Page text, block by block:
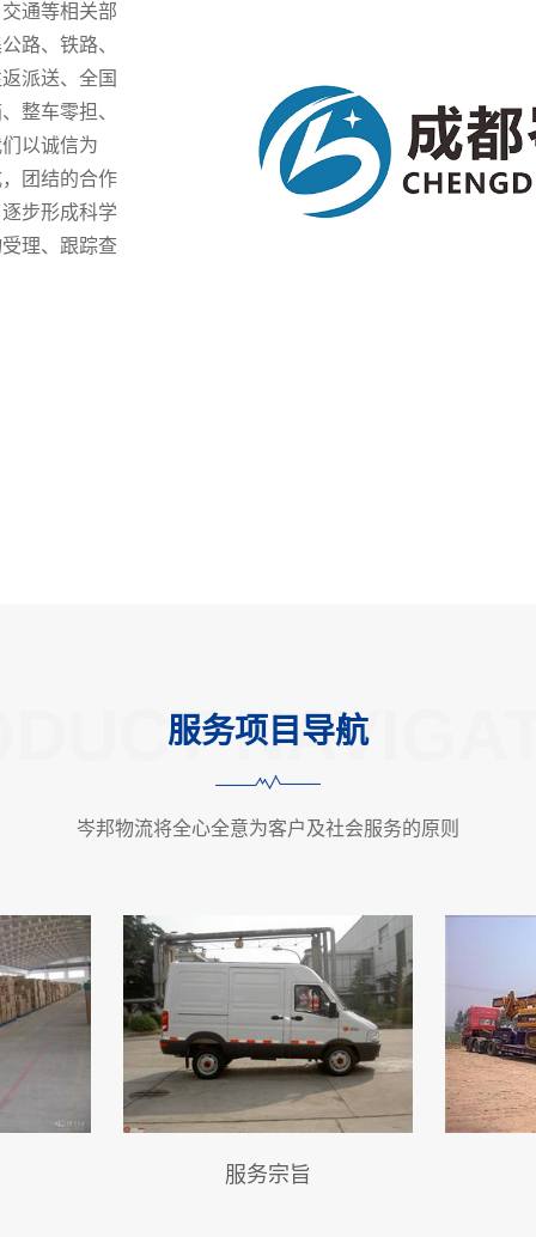
通等相关部
路、铁路、
派送、全国
整车零担、
以诚信为
团结的合作
步形成科学
理、跟踪查
服务项目导航
岑邦物流将全心全意为客户及社会服务的原则
服务宗旨